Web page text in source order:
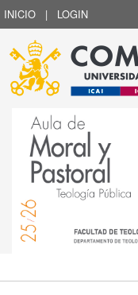
INICIO | LOGIN